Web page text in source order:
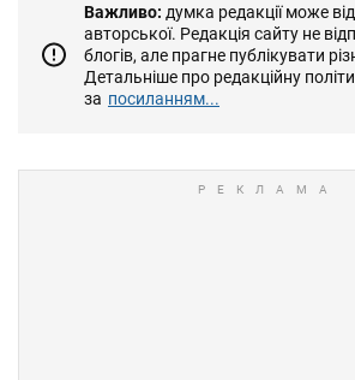
Важливо: думка редакції може
авторської. Редакція сайту не
блогів, але прагне публікувати
Детальніше про редакційну
за посиланням...